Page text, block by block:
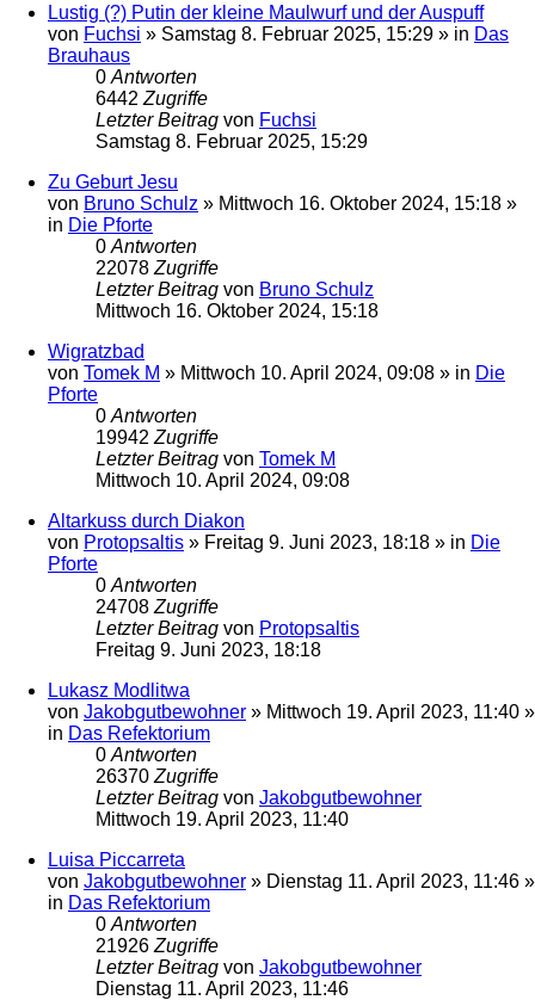
Lustig (?) Putin der kleine Maulwurf und der Auspuff
von Fuchsi » Samstag 8. Februar 2025, 15:29 » in Das
Brauhaus
0 Antworten
6442 Zugriffe
Letzter Beitrag von Fuchsi
Samstag 8. Februar 2025, 15:29
Zu Geburt Jesu
von Bruno Schulz » Mittwoch 16. Oktober 2024, 15:18 »
in Die Pforte
0 Antworten
22078 Zugriffe
Letzter Beitrag von Bruno Schulz
Mittwoch 16. Oktober 2024, 15:18
Wigratzbad
von Tomek M » Mittwoch 10. April 2024, 09:08 » in Die
Pforte
0 Antworten
19942 Zugriffe
Letzter Beitrag von Tomek M
Mittwoch 10. April 2024, 09:08
Altarkuss durch Diakon
von Protopsaltis » Freitag 9. Juni 2023, 18:18 » in Die
Pforte
0 Antworten
24708 Zugriffe
Letzter Beitrag von Protopsaltis
Freitag 9. Juni 2023, 18:18
Lukasz Modlitwa
von Jakobgutbewohner » Mittwoch 19. April 2023, 11:40 »
in Das Refektorium
0 Antworten
26370 Zugriffe
Letzter Beitrag von Jakobgutbewohner
Mittwoch 19. April 2023, 11:40
Luisa Piccarreta
von Jakobgutbewohner » Dienstag 11. April 2023, 11:46 »
in Das Refektorium
0 Antworten
21926 Zugriffe
Letzter Beitrag von Jakobgutbewohner
Dienstag 11. April 2023, 11:46